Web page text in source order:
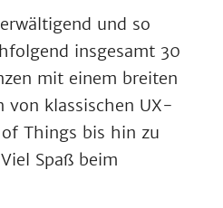
und so
insgesamt 30
mit einem breiten
von klassischen UX-
Things bis hin zu
Spaß beim